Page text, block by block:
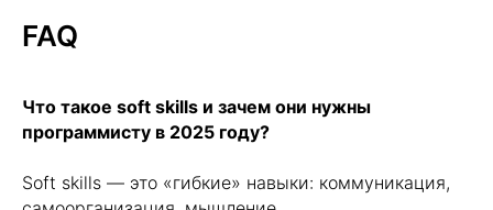
FAQ
Что такое soft skills и зачем они нужны
программисту в 2025 году?
Soft skills — это «гибкие» навыки: коммуникация,
Нажимая на кнопку, я соглашаюсь с
Я согласен наобработкуперсональных данных
Я согласен на рассылку
электронных